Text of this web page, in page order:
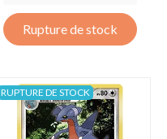
Rupture de stock
RUPTURE DE STOCK